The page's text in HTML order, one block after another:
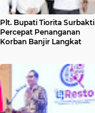
Plt. Bupati Tiorita Surbakti
Percepat Penanganan
Korban Banjir Langkat